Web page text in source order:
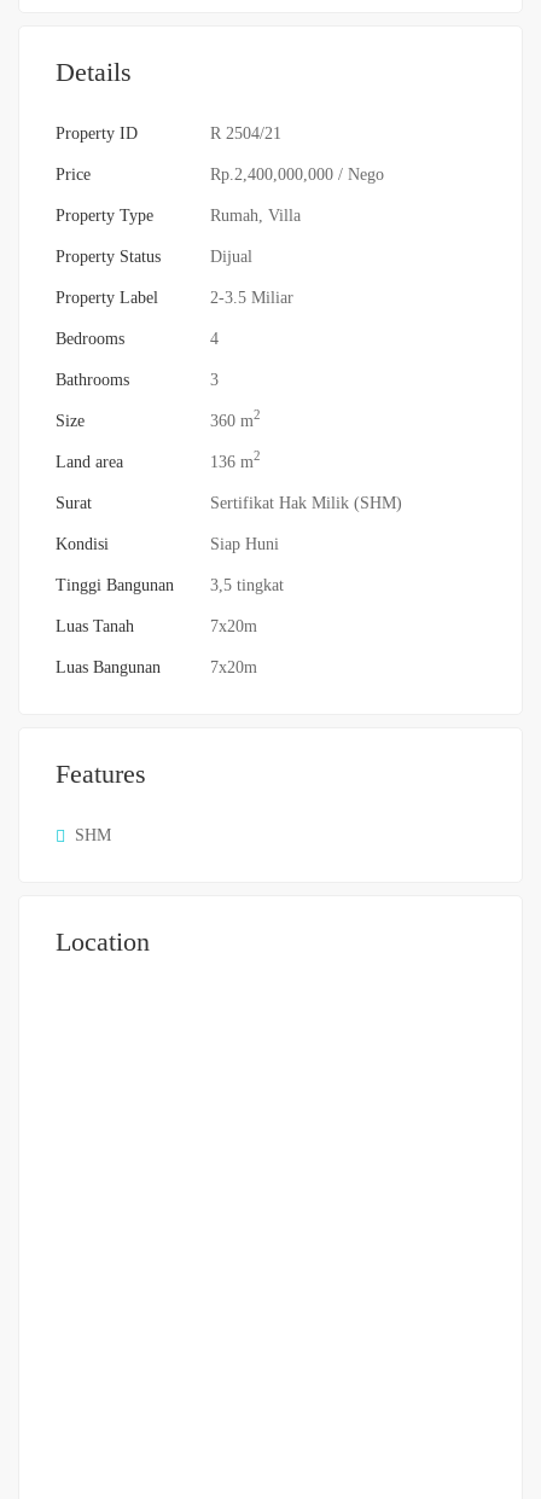
Details
Property ID R 2504/21
Price Rp.2,400,000,000 / Nego
Property Type Rumah Villa
Property Status Dijual
Property Label 2-3.5 Miliar
Bedrooms 4
Bathrooms 3
Size 360 m2
Land area 136 m2
Surat Sertifikat Hak Milik (SHM)
Kondisi Siap Huni
Tinggi Bangunan 3,5 tingkat
Luas Tanah 7x20m
Luas Bangunan 7x20m
Features
SHM
Location